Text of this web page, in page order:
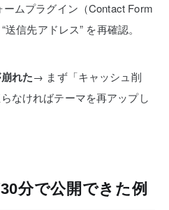
ムプラグイン（Contact Form
信先アドレス” を再確認。
れた→ まず「キャッシュ削
なければテーマを再アップし
分で公開できた例